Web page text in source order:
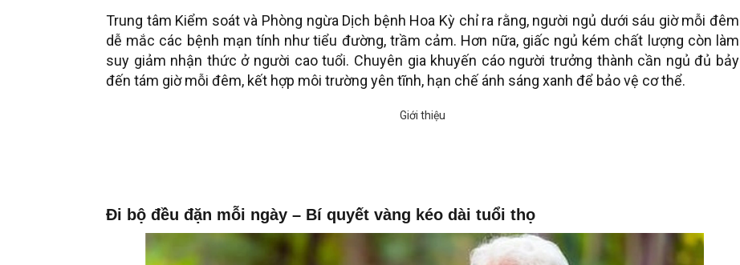
Trung tâm Kiểm soát và Phòng ngừa Dịch bệnh Hoa Kỳ chỉ ra rằng, người ngủ dưới sáu giờ mỗi đêm
dễ mắc các bệnh mạn tính như tiểu đường, trầm cảm. Hơn nữa, giấc ngủ kém chất lượng còn làm
suy giảm nhận thức ở người cao tuổi. Chuyên gia khuyến cáo người trưởng thành cần ngủ đủ bảy
đến tám giờ mỗi đêm, kết hợp môi trường yên tĩnh, hạn chế ánh sáng xanh để bảo vệ cơ thể.
Đi bộ đều đặn mỗi ngày – Bí quyết vàng kéo dài tuổi thọ